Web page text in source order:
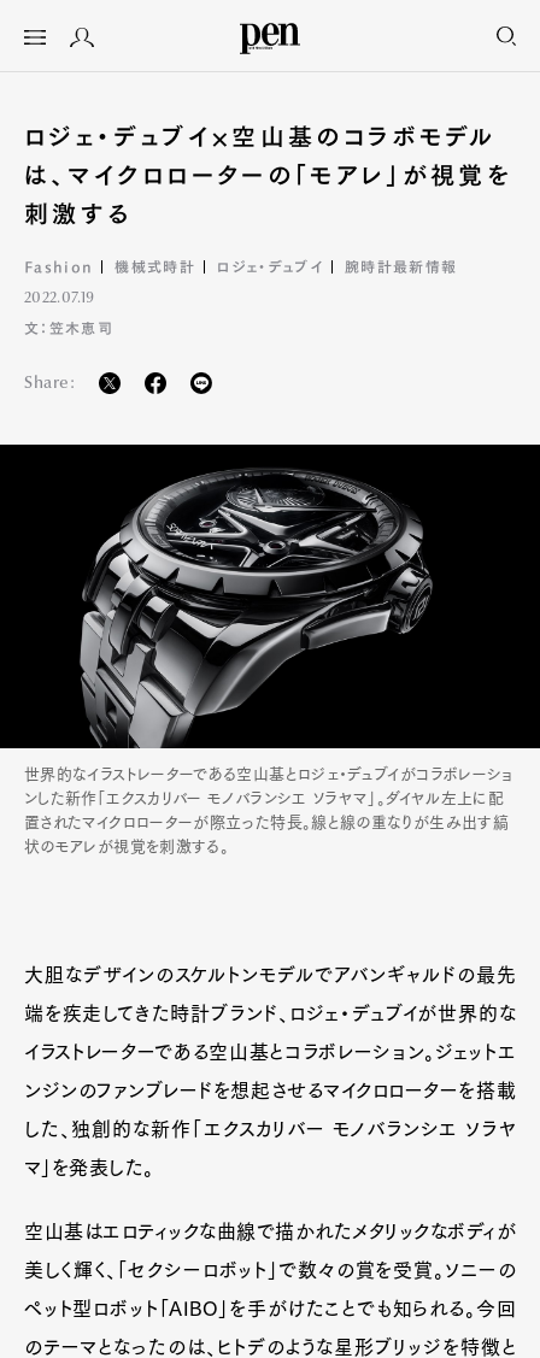
ロジェ・デュブイ×空山基のコラボモデル
は、マイクロローターの「モアレ」が視覚を
刺激する
Fashion 機械式時計 ロジェ・デュブイ 腕時計最新情報
2022.07.19
文：笠木恵司
Share:
世界的なイラストレーターである空山基とロジェ・デュブイがコラボレーショ
ンした新作「エクスカリバー モノバランシエ ソラヤマ」。ダイヤル左上に配
置されたマイクロローターが際立った特長。線と線の重なりが生み出す縞
状のモアレが視覚を刺激する。
大胆なデザインのスケルトンモデルでアバンギャルドの最先
端を疾走してきた時計ブランド、ロジェ・デュブイが世界的な
イラストレーターである空山基とコラボレーション。ジェットエ
ンジンのファンブレードを想起させるマイクロローターを搭載
した、独創的な新作「エクスカリバー モノバランシエ ソラヤ
マ」を発表した。
空山基はエロティックな曲線で描かれたメタリックなボディが
美しく輝く、「セクシーロボット」で数々の賞を受賞。ソニーの
ペット型ロボット「AIBO」を手がけたことでも知られる。今回
のテーマとなったのは、ヒトデのような星形ブリッジを特徴と